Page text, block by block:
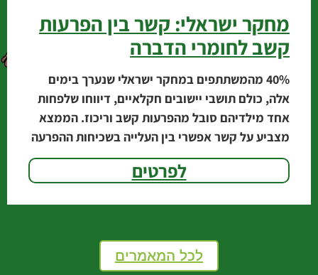
מחקר ישראלי: קשר בין הפרעות
קשב לחומרי הדברה
‭40%‬ מהמשתתפים במחקר ישראלי שנערך בימים
אלה, כולם תושבי יישובים חקלאיים, דיווחו שלפחות
אחד מילדיהם סובל מהפרעות קשב וריכוז. הממצא
מצביע על קשר אפשרי בין העלייה בשכיחות ההפרעה
לבין השימוש
לפרטים
לכל המאמרים